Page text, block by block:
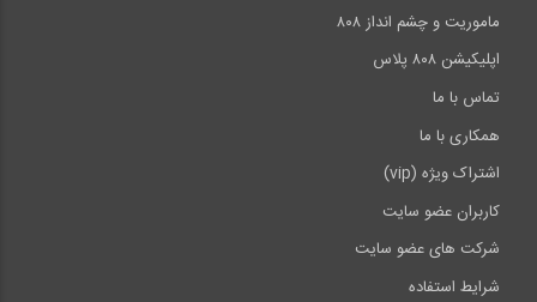
ماموریت و چشم انداز ۸۰۸
اپلیکیشن ۸۰۸ پلاس
تماس با ما
همکاری با ما
اشتراک ویژه (vip)
کاربران عضو سایت
شرکت های عضو سایت
شرایط استفاده